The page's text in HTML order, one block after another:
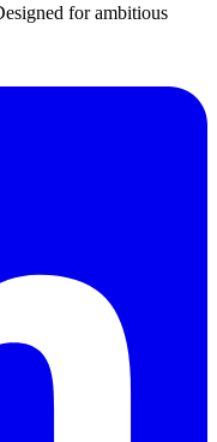
for ambitious